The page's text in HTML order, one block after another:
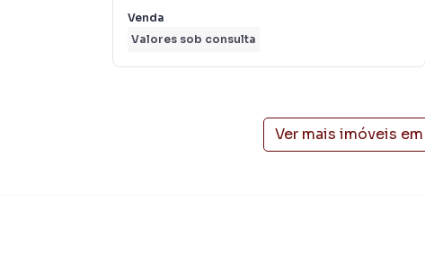
Venda
Valores sob consulta
Ver mais imóveis em